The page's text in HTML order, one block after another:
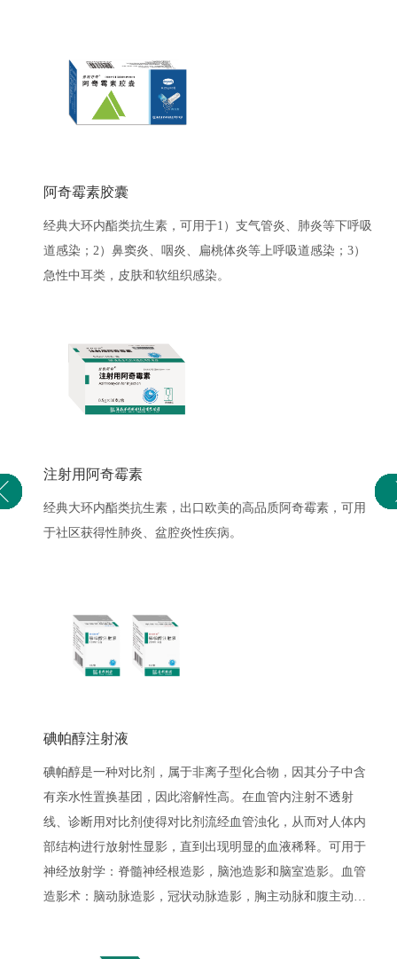
阿奇霉素胶囊
经典大环内酯类抗生素，可用于1）支气管炎、肺炎等下呼吸
道感染；2）鼻窦炎、咽炎、扁桃体炎等上呼吸道感染；3）
急性中耳类，皮肤和软组织感染。
注射用阿奇霉素
经典大环内酯类抗生素，出口欧美的高品质阿奇霉素，可用
于社区获得性肺炎、盆腔炎性疾病。
碘帕醇注射液
碘帕醇是一种对比剂，属于非离子型化合物，因其分子中含
有亲水性置换基团，因此溶解性高。在血管内注射不透射
线、诊断用对比剂使得对比剂流经血管浊化，从而对人体内
部结构进行放射性显影，直到出现明显的血液稀释。可用于
神经放射学：脊髓神经根造影，脑池造影和脑室造影。血管
造影术：脑动脉造影，冠状动脉造影，胸主动脉和腹主动脉